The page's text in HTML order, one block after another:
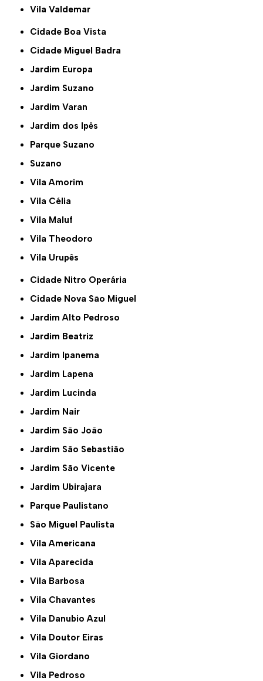
Vila Valdemar
Cidade Boa Vista
Cidade Miguel Badra
Jardim Europa
Jardim Suzano
Jardim Varan
Jardim dos Ipês
Parque Suzano
Suzano
Vila Amorim
Vila Célia
Vila Maluf
Vila Theodoro
Vila Urupês
Cidade Nitro Operária
Cidade Nova São Miguel
Jardim Alto Pedroso
Jardim Beatriz
Jardim Ipanema
Jardim Lapena
Jardim Lucinda
Jardim Nair
Jardim São João
Jardim São Sebastião
Jardim São Vicente
Jardim Ubirajara
Parque Paulistano
São Miguel Paulista
Vila Americana
Vila Aparecida
Vila Barbosa
Vila Chavantes
Vila Danubio Azul
Vila Doutor Eiras
Vila Giordano
Vila Pedroso